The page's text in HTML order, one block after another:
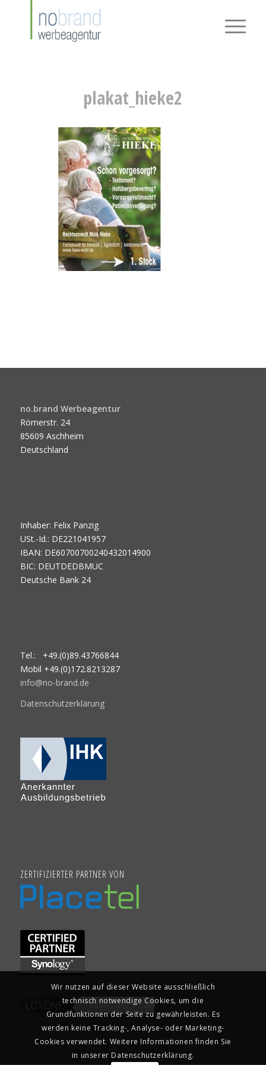
plakat_hieke2
no.brand Werbeagentur
Römerstr. 24
85609 Aschheim
Deutschland
Inhaber: Felix Panzig
USt.-Id.: DE221041957
IBAN: DE60700700240432014900
BIC: DEUTDEDBMUC
Deutsche Bank 24
Tel.: +49.(0)89.43766844
Mobil +49.(0)172.8213287
info@no-brand.de
Datenschutzerklärung
ZERTIFIZIERTER PARTNER VON
Wir nutzen auf dieser Website ausschließlich
technisch notwendige Cookies, um die
Grundfunktionen der Seite zu gewährleisten. Es
werden keine Tracking-, Analyse- oder Marketing-
Cookies verwendet. Weitere Informationen finden Sie
in unserer Datenschutzerklärung.